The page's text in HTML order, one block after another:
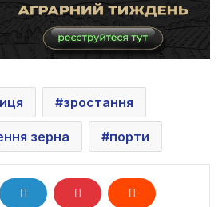
зростання
зерна порти